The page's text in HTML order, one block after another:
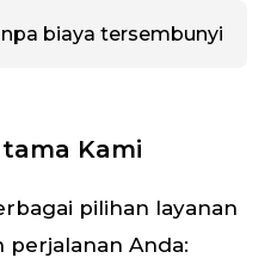
biaya tersembunyi
Kami
pilihan layanan
perjalanan Anda: